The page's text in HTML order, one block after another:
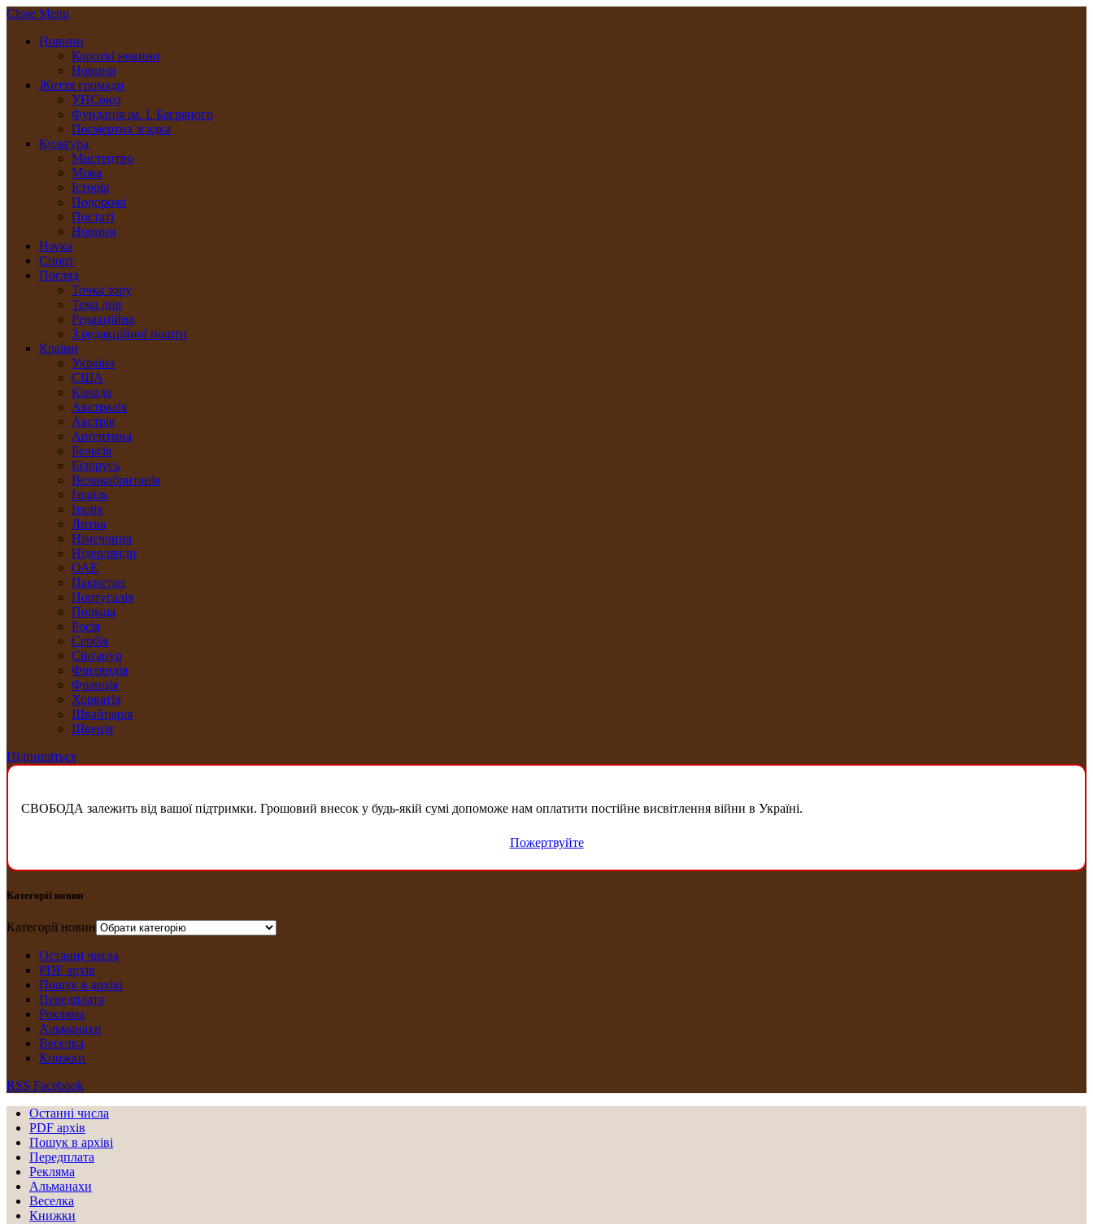
Close Menu
Новини
Короткі новини
Новини
Життя громади
УНСоюз
Фундація ім. І. Багряного
Посмертна згадка
Культура
Мистецтво
Мова
Історія
Подорожі
Постаті
Новини
Наука
Спорт
Погляд
Точка зору
Тема дня
Редакційна
З редакційної пошти
Країни
Україна
США
Канада
Австралія
Австрія
Арґентина
Бельгія
Білорусь
Великобританія
Ізраїль
Італія
Литва
Німеччина
Нідерлянди
ОАЕ
Пакистан
Португалія
Польща
Росія
Сербія
Сінґапур
Фінляндія
Франція
Хорватія
Швайцарія
Швеція
Підпишіться
СВОБОДА залежить від вашої підтримки. Грошовий внесок у будь-якій сумі допоможе нам оплатити постійне висвітлення війни в Україні.
Пожертвуйте
Категорії новин
Категорії новин
Останні числа
PDF архів
Пошук в архіві
Передплата
Рекляма
Альманахи
Веселка
Книжки
RSS Facebook
Останні числа
PDF архів
Пошук в архіві
Передплата
Рекляма
Альманахи
Веселка
Книжки